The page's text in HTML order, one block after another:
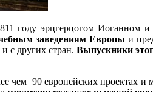
году эрцгерцогом Иоганном
заведениям Европы и
и с других стран.Выпускники
чем 90 европейских проектах